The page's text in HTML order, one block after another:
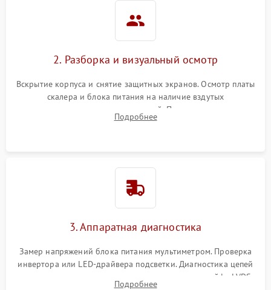
защиты от замыкания
1000 ₽ Подробнее →
1000 ₽
Поломка системы защиты
2. Разборка и визуальный осмотр
Вскрытие корпуса и снятие защитных экранов. Осмотр платы
скалера и блока питания на наличие вздутых
конденсаторов, прогаров, окислений. Проверка надежности
контактов и целостности шлейфов матрицы.
Подробнее
3. Аппаратная диагностика
Замер напряжений блока питания мультиметром. Проверка
инвертора или LED-драйвера подсветки. Диагностика цепей
питания скалера и тестирование сигналов на шлейфе LVDS
Подробнее